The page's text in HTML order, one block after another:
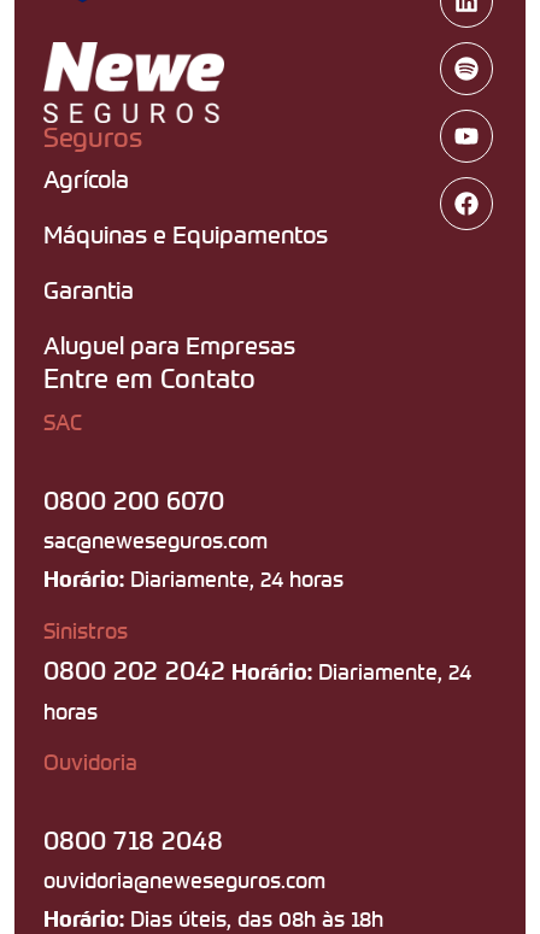
Seguros
Agrícola
Máquinas e Equipamentos
Garantia
Aluguel para Empresas
Entre em Contato
SAC
0800 200 6070
sac@neweseguros.com
Horário: Diariamente, 24 horas
Sinistros
0800 202 2042 Horário: Diariamente, 24
horas
Ouvidoria
0800 718 2048
ouvidoria@neweseguros.com
Horário: Dias úteis, das 08h às 18h